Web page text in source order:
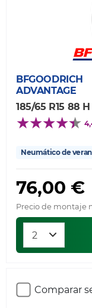
BFGOODRICH
ADVANTAGE
185/65 R15 88 H
Neumático de
76,00 €
Precio de montaje
Comparar